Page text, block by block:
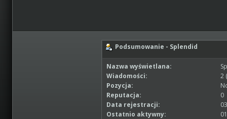
Podsumowanie - Splendid
Nazwa wyświetlana:
Wiadomości:
2
Pozycja:
Reputacja:
0
Data rejestracji:
Ostatnio aktywny: